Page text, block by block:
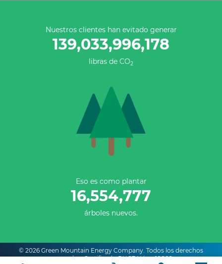
Nuestros clientes han evitado generar
139,033,996,178
libras de CO2
Eso es como plantar
16,554,777
árboles nuevos.
© 2026 Green Mountain Energy Company. Todos los derechos
reservados. Certificado PUCT Núm. 10009.